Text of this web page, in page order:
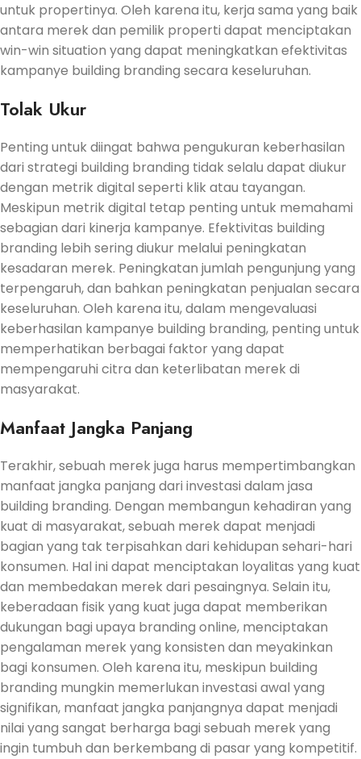
untuk propertinya. Oleh karena itu, kerja sama yang baik
antara merek dan pemilik properti dapat menciptakan
win-win situation yang dapat meningkatkan efektivitas
kampanye building branding secara keseluruhan.
Tolak Ukur
Penting untuk diingat bahwa pengukuran keberhasilan
dari strategi building branding tidak selalu dapat diukur
dengan metrik digital seperti klik atau tayangan.
Meskipun metrik digital tetap penting untuk memahami
sebagian dari kinerja kampanye. Efektivitas building
branding lebih sering diukur melalui peningkatan
kesadaran merek. Peningkatan jumlah pengunjung yang
terpengaruh, dan bahkan peningkatan penjualan secara
keseluruhan. Oleh karena itu, dalam mengevaluasi
keberhasilan kampanye building branding, penting untuk
memperhatikan berbagai faktor yang dapat
mempengaruhi citra dan keterlibatan merek di
masyarakat.
Manfaat Jangka Panjang
Terakhir, sebuah merek juga harus mempertimbangkan
manfaat jangka panjang dari investasi dalam jasa
building branding. Dengan membangun kehadiran yang
kuat di masyarakat, sebuah merek dapat menjadi
bagian yang tak terpisahkan dari kehidupan sehari-hari
konsumen. Hal ini dapat menciptakan loyalitas yang kuat
dan membedakan merek dari pesaingnya. Selain itu,
keberadaan fisik yang kuat juga dapat memberikan
dukungan bagi upaya branding online, menciptakan
pengalaman merek yang konsisten dan meyakinkan
bagi konsumen. Oleh karena itu, meskipun building
branding mungkin memerlukan investasi awal yang
signifikan, manfaat jangka panjangnya dapat menjadi
nilai yang sangat berharga bagi sebuah merek yang
ingin tumbuh dan berkembang di pasar yang kompetitif.